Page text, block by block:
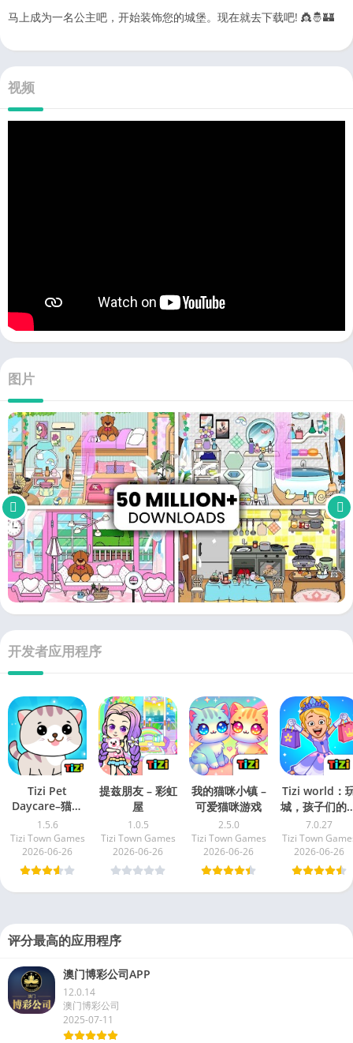
马上成为一名公主吧，开始装饰您的城堡。现在就去下载吧! 👸🤴🏰
视频
图片
开发者应用程序
Tizi Pet
Daycare–猫狗
托儿所游戏
1.5.6
Tizi Town Games
2026-06-26
提兹朋友 – 彩虹
屋
1.0.5
Tizi Town Games
2026-06-26
我的猫咪小镇 –
可爱猫咪游戏
2.5.0
Tizi Town Games
2026-06-26
Tizi world：
城，孩子们的
具屋游戏
7.0.27
Tizi Town
2026-06-26
评分最高的应用程序
澳门博彩公司APP
12.0.14
澳门博彩公司
2025-07-11